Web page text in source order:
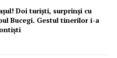
Doi turiști, surprinși cu
Bucegi. Gestul tinerilor i-a